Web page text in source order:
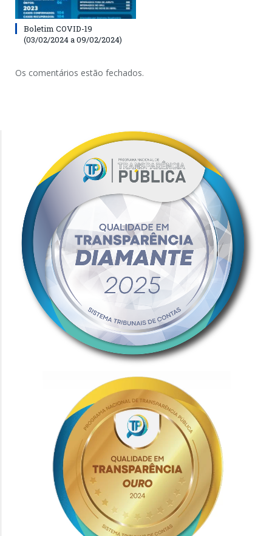
Boletim COVID-19
(03/02/2024 a 09/02/2024)
Os comentários estão fechados.